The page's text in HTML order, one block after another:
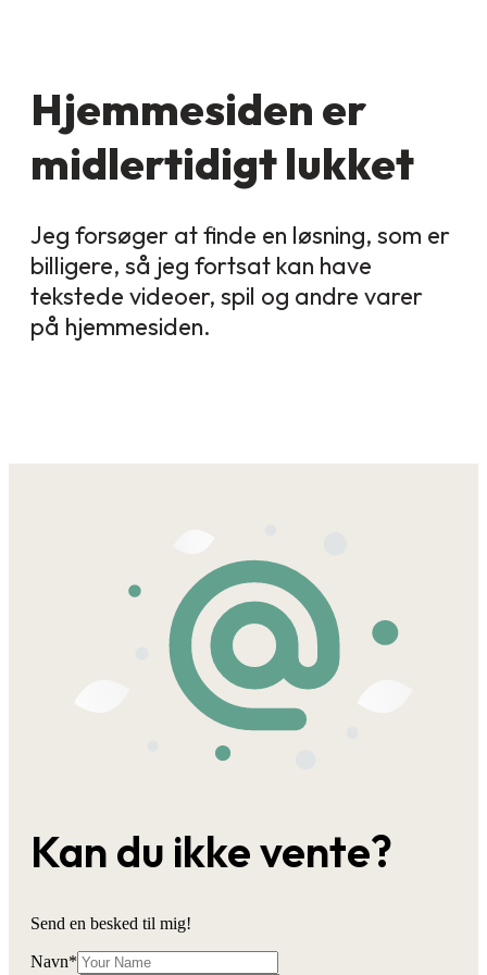
Hjemmesiden er
midlertidigt lukket
Jeg forsøger at finde en løsning, som er
billigere, så jeg fortsat kan have
tekstede videoer, spil og andre varer
på hjemmesiden.
Kan du ikke vente?
Send en besked til mig!
Navn*